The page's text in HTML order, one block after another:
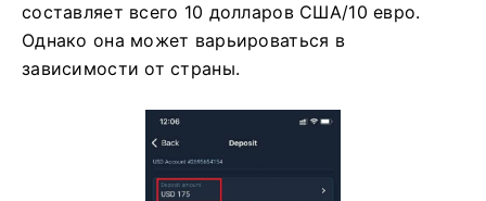
составляет всего 10 долларов США/10 евро.
Однако она может варьироваться в
зависимости от страны.